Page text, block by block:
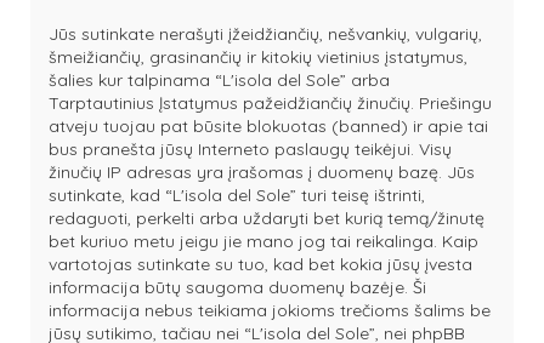
Jūs sutinkate nerašyti įžeidžiančių, nešvankių, vulgarių,
šmeižiančių, grasinančių ir kitokių vietinius įstatymus,
šalies kur talpinama “L'isola del Sole” arba
Tarptautinius Įstatymus pažeidžiančių žinučių. Priešingu
atveju tuojau pat būsite blokuotas (banned) ir apie tai
bus pranešta jūsų Interneto paslaugų teikėjui. Visų
žinučių IP adresas yra įrašomas į duomenų bazę. Jūs
sutinkate, kad “L'isola del Sole” turi teisę ištrinti,
redaguoti, perkelti arba uždaryti bet kurią temą/žinutę
bet kuriuo metu jeigu jie mano jog tai reikalinga. Kaip
vartotojas sutinkate su tuo, kad bet kokia jūsų įvesta
informacija būtų saugoma duomenų bazėje. Ši
informacija nebus teikiama jokioms trečioms šalims be
jūsų sutikimo, tačiau nei “L'isola del Sole”, nei phpBB